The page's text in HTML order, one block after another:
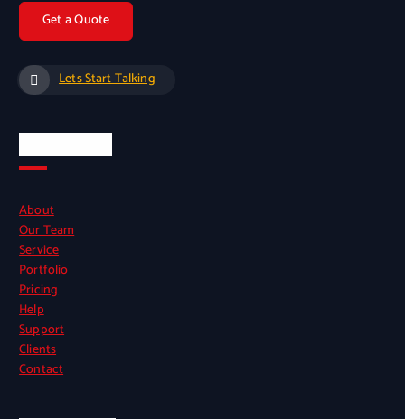
Lets Start Talking
About
Our Team
Service
Portfolio
Pricing
Help
Support
Clients
Contact